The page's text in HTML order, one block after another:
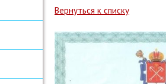
Вернуться к списку